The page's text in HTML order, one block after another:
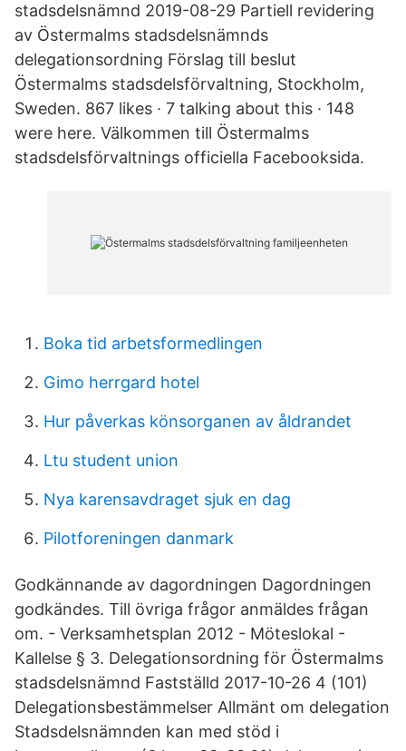
stadsdelsnämnd 2019-08-29 Partiell revidering
av Östermalms stadsdelsnämnds
delegationsordning Förslag till beslut
Östermalms stadsdelsförvaltning, Stockholm,
Sweden. 867 likes · 7 talking about this · 148
were here. Välkommen till Östermalms
stadsdelsförvaltnings officiella Facebooksida.
Boka tid arbetsformedlingen
Gimo herrgard hotel
Hur påverkas könsorganen av åldrandet
Ltu student union
Nya karensavdraget sjuk en dag
Pilotforeningen danmark
Godkännande av dagordningen Dagordningen
godkändes. Till övriga frågor anmäldes frågan
om. - Verksamhetsplan 2012 - Möteslokal -
Kallelse § 3. Delegationsordning för Östermalms
stadsdelsnämnd Fastställd 2017-10-26 4 (101)
Delegationsbestämmelser Allmänt om delegation
Stadsdelsnämnden kan med stöd i